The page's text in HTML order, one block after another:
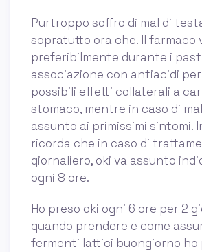
Purtroppo soffro di mal di
sopratutto ora che. Il farmaco
preferibilmente durante i
associazione con antiacidi
possibili effetti collaterali a
stomaco, mentre in caso di
assunto ai primissimi sintomi.
ricorda che in caso di
giornaliero, oki va assunto
ogni 8 ore.
Ho preso oki ogni 6 ore per 2
quando prendere e come
fermenti lattici buongiorno ho